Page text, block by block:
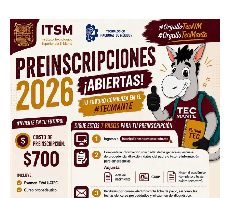
Facebook
Twitter
EmailWhatsApp
Link
Gmail
Telegram
Don't miss
out!
Sing up for our newsletter
to stay in the loop.
SUBSCRIBE